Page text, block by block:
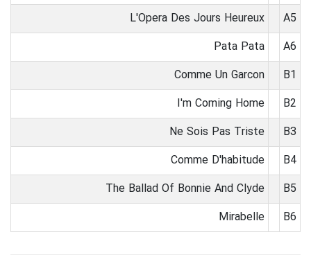
A5
L'Opera Des Jours Heureux
A6
Pata Pata
B1
Comme Un Garcon
B2
I'm Coming Home
B3
Ne Sois Pas Triste
B4
Comme D'habitude
B5
The Ballad Of Bonnie And Clyde
B6
Mirabelle